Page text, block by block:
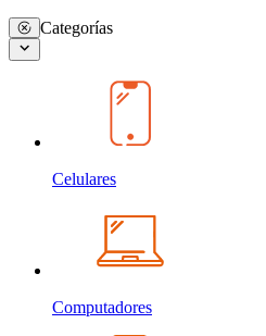
Categorías
Celulares
Computadores